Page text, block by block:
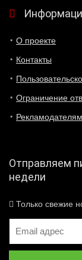
О проекте
Контакты
Ограничение
Рекламодателям
Отправляем
недели
Только свежие